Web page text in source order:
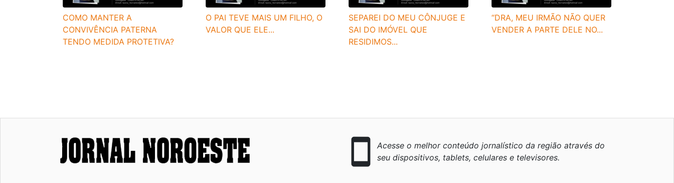
COMO MANTER A
CONVIVÊNCIA PATERNA
TENDO MEDIDA PROTETIVA?
O PAI TEVE MAIS UM FILHO, O
VALOR QUE ELE...
SEPAREI DO MEU CÔNJUGE E
SAI DO IMÓVEL QUE
RESIDIMOS...
“DRA, MEU IRMÃO NÃO QUER
VENDER A PARTE DELE NO...
smartphone
Acesse o melhor conteúdo jornalístico da região através do
seu dispositivos, tablets, celulares e televisores.